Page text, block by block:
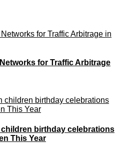
for Traffic Arbitrage
birthday celebrations
This Year